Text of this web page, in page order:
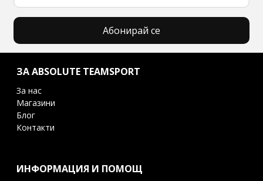
Абонирай се
ЗА ABSOLUTE TEAMSPORT
За нас
Магазини
Блог
Контакти
ИНФОРМАЦИЯ И ПОМОЩ